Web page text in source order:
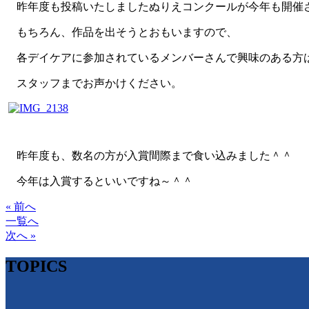
昨年度も投稿いたしましたぬりえコンクールが今年も開催
もちろん、作品を出そうとおもいますので、
各デイケアに参加されているメンバーさんで興味のある方
スタッフまでお声かけください。
昨年度も、数名の方が入賞間際まで食い込みました＾＾
今年は入賞するといいですね～＾＾
« 前へ
一覧へ
次へ »
TOPICS